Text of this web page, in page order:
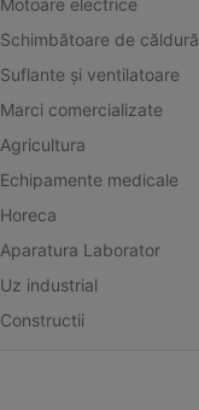
Motoare electrice
Schimbătoare de căldură
Suflante și ventilatoare
Marci comercializate
Agricultura
Echipamente medicale
Horeca
Aparatura Laborator
Uz industrial
Constructii